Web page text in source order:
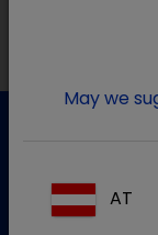
Apoio ao
Para mais
May we
AT